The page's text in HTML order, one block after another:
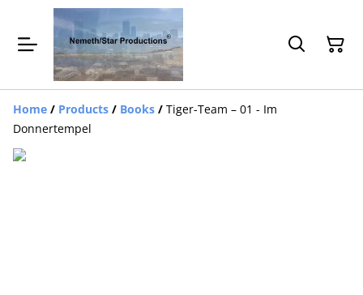
Home / Products / Books / Tiger-Team – 01 - Im
Donnertempel